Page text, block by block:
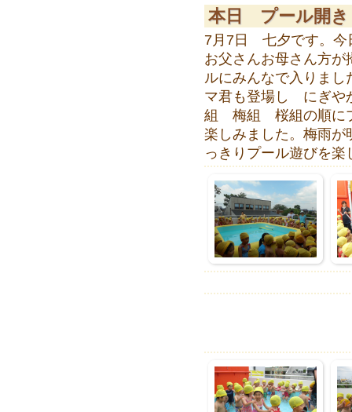
本日 プール開き
7月7日 七夕です。
お父さんお母さん方
ルにみんなで入りまし
マ君も登場し にぎや
組 梅組 桜組の順に
楽しみました。梅雨
っきりプール遊びを